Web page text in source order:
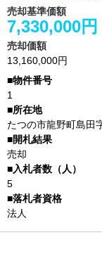
売却基準価額
7,330,000円
売却価額
13,160,000円
1
たつの市龍野町島田
売却
5
法人